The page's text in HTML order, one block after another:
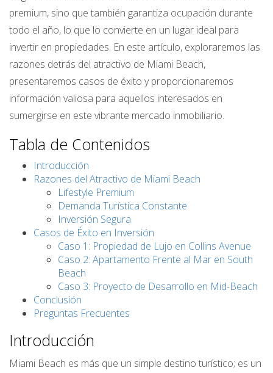
premium, sino que también garantiza ocupación durante
todo el año, lo que lo convierte en un lugar ideal para
invertir en propiedades. En este artículo, exploraremos las
razones detrás del atractivo de Miami Beach,
presentaremos casos de éxito y proporcionaremos
información valiosa para aquellos interesados en
sumergirse en este vibrante mercado inmobiliario.
Tabla de Contenidos
Introducción
Razones del Atractivo de Miami Beach
Lifestyle Premium
Demanda Turística Constante
Inversión Segura
Casos de Éxito en Inversión
Caso 1: Propiedad de Lujo en Collins Avenue
Caso 2: Apartamento Frente al Mar en South
Beach
Caso 3: Proyecto de Desarrollo en Mid-Beach
Conclusión
Preguntas Frecuentes
Introducción
Miami Beach es más que un simple destino turístico; es un